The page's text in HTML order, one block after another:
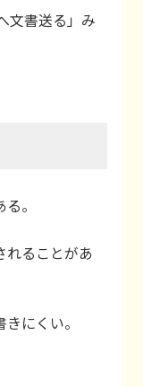
文書送る」み
。
れることがあ
にくい。